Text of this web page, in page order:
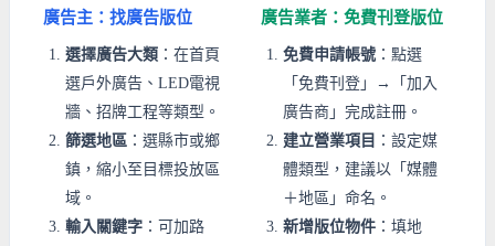
廣告主：找廣告版位
選擇廣告大類 ：在首頁
選戶外廣告、LED電視
牆、招牌工程等類型。
篩選地區 ：選縣市或鄉
鎮，縮小至目標投放區
域。
輸入關鍵字 ：可加路
廣告業者：免費刊登版位
免費申請帳號 ：點選
「免費刊登」→「加入
廣告商」完成註冊。
建立營業項目 ：設定媒
體類型，建議以「媒體
＋地區」命名。
新增版位物件 ：填地